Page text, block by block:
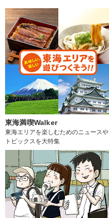
東海満喫Walker
東海エリアを楽しむためのニュースや
トピックスを大特集